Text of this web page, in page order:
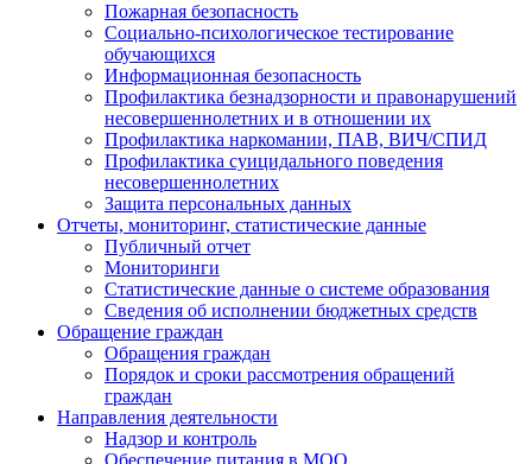
Пожарная безопасность
Социально-психологическое тестирование
обучающихся
Информационная безопасность
Профилактика безнадзорности и правонарушений
несовершеннолетних и в отношении их
Профилактика наркомании, ПАВ, ВИЧ/СПИД
Профилактика суицидального поведения
несовершеннолетних
Защита персональных данных
Отчеты, мониторинг, статистические данные
Публичный отчет
Мониторинги
Статистические данные о системе образования
Сведения об исполнении бюджетных средств
Обращение граждан
Обращения граждан
Порядок и сроки рассмотрения обращений
граждан
Направления деятельности
Надзор и контроль